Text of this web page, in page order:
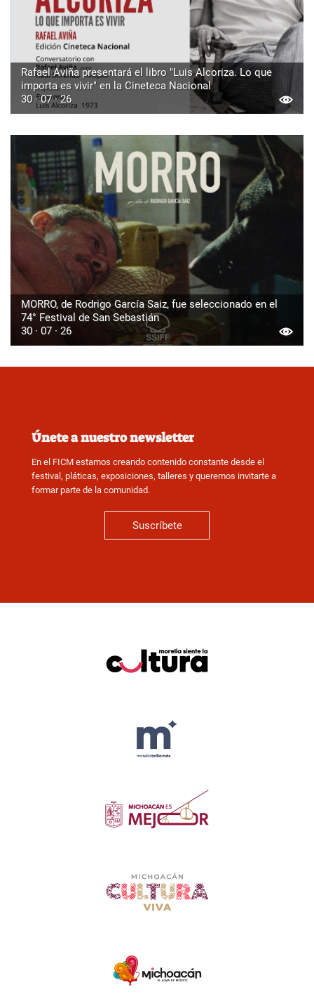
Rafael Aviña presentará el libro "Luis Alcoriza. Lo que
importa es vivir" en la Cineteca Nacional
30 · 07 · 26
MORRO, de Rodrigo García Saiz, fue seleccionado en el
74° Festival de San Sebastián
30 · 07 · 26
Únete a nuestro newsletter
En el FICM estamos creando contenido constante desde el
festival, pláticas, exposiciones, talleres y queremos invitarte a
formar parte de la comunidad.
Suscríbete